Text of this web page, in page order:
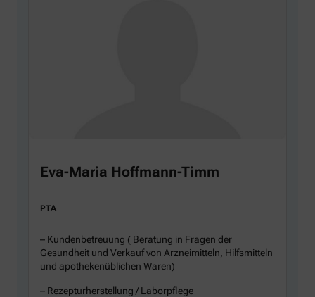
Eva-Maria Hoffmann-Timm
PTA
– Kundenbetreuung ( Beratung in Fragen der
Gesundheit und Verkauf von Arzneimitteln, Hilfsmitteln
und apothekenüblichen Waren)
– Rezepturherstellung / Laborpflege